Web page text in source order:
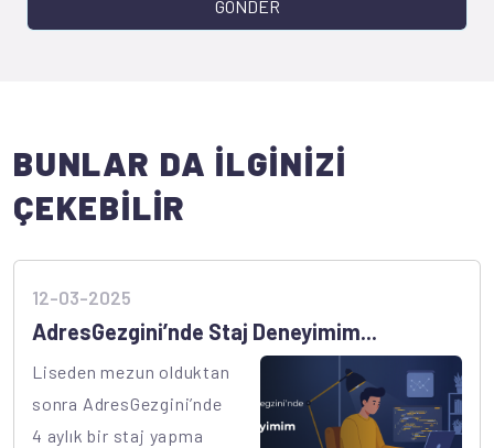
GÖNDER
BUNLAR DA İLGİNİZİ
ÇEKEBİLİR
12-03-2025
AdresGezgini’nde Staj Deneyimim...
Liseden mezun olduktan
sonra AdresGezgini’nde
4 aylık bir staj yapma